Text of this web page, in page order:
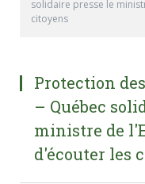
solidaire presse le
citoyens
Protection
– Québec
ministre de
d'écouter les